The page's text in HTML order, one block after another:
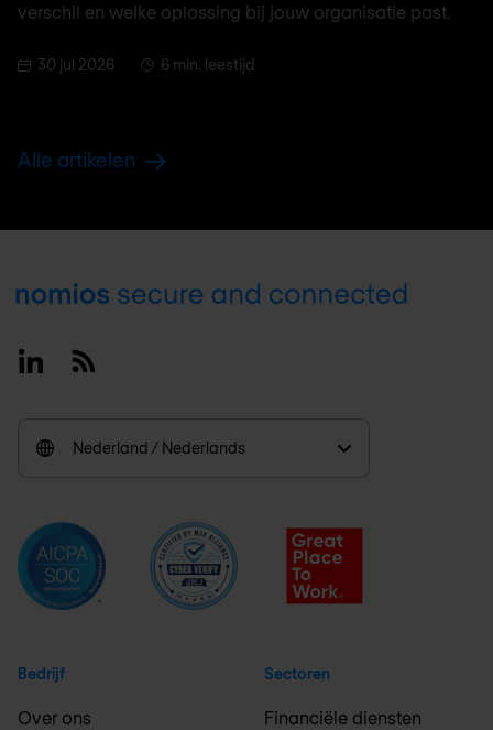
verschil en welke oplossing bij jouw organisatie past.
30 jul 2026 6 min. leestijd
Alle artikelen
Footer
LinkedinRSS
Nederland / Nederlands
Bedrijf
Over ons
Sectoren
Financiële diensten